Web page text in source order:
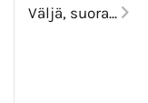
Väljä, suora...